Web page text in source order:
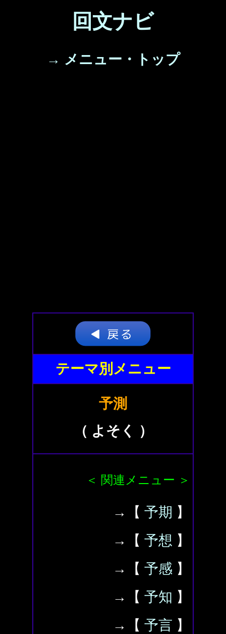
回文ナビ
→ メニュー・トップ
テーマ別メニュー
予測
（ よそく ）
＜ 関連メニュー ＞
→【 予期 】
→【 予想 】
→【 予感 】
→【 予知 】
→【 予言 】